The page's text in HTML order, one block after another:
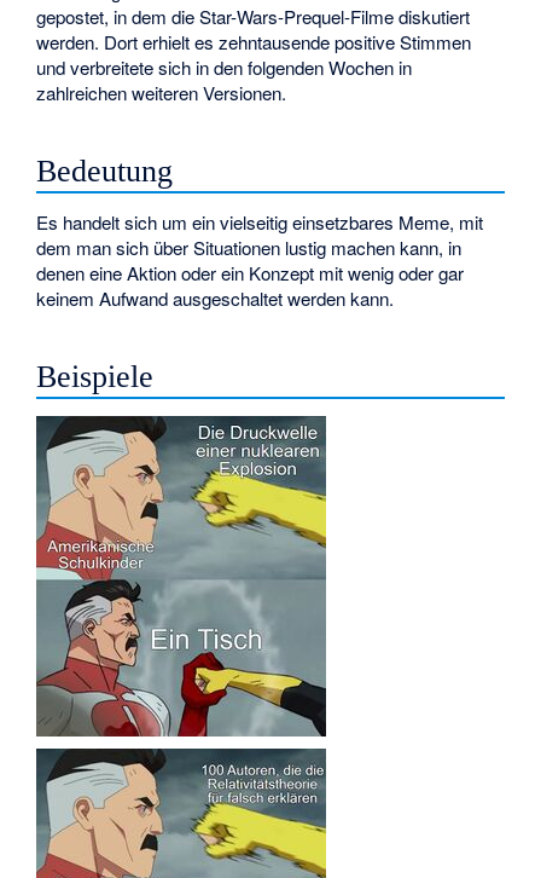
gepostet, in dem die Star-Wars-Prequel-Filme diskutiert
werden. Dort erhielt es zehntausende positive Stimmen
und verbreitete sich in den folgenden Wochen in
zahlreichen weiteren Versionen.
Bedeutung
Es handelt sich um ein vielseitig einsetzbares Meme, mit
dem man sich über Situationen lustig machen kann, in
denen eine Aktion oder ein Konzept mit wenig oder gar
keinem Aufwand ausgeschaltet werden kann.
Beispiele